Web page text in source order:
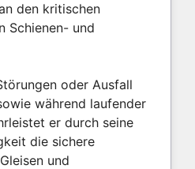
den kritischen
Schienen- und
oder Ausfall
während laufender
er durch seine
die sichere
und